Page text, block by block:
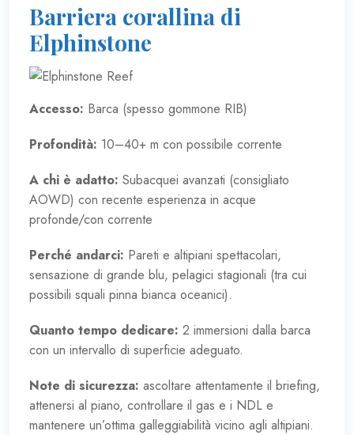
Barriera corallina di
Elphinstone
Accesso: Barca (spesso gommone RIB)
Profondità: 10–40+ m con possibile corrente
A chi è adatto: Subacquei avanzati (consigliato
AOWD) con recente esperienza in acque
profonde/con corrente
Perché andarci: Pareti e altipiani spettacolari,
sensazione di grande blu, pelagici stagionali (tra cui
possibili squali pinna bianca oceanici).
Quanto tempo dedicare: 2 immersioni dalla barca
con un intervallo di superficie adeguato.
Note di sicurezza: ascoltare attentamente il briefing,
attenersi al piano, controllare il gas e i NDL e
mantenere un’ottima galleggiabilità vicino agli altipiani.